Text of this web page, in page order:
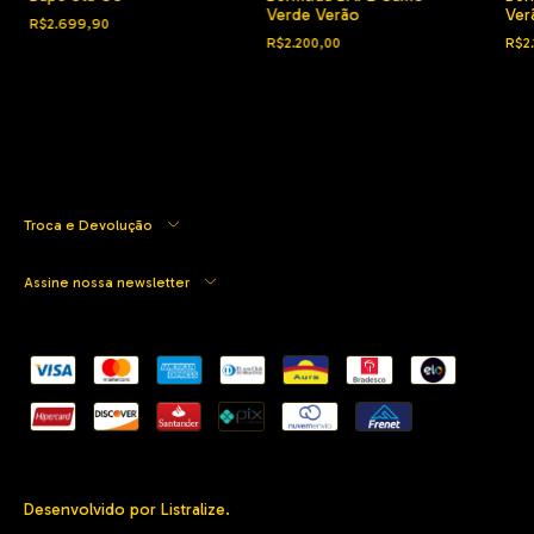
R$2.699,90
Verde Verão
R$2.200,00
Troca e Devolução
Assine nossa newsletter
Desenvolvido por Listralize.